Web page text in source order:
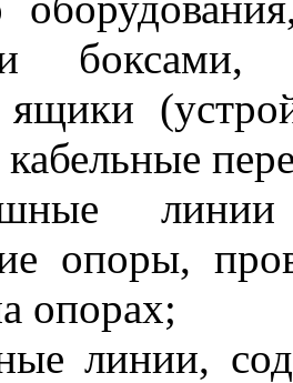
боксами,
ящики
кабельные
линии
опоры,
опорах;
линии,